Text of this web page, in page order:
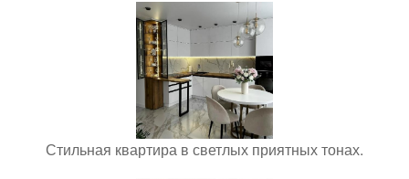
Стильная квартира в светлых приятных тонах.